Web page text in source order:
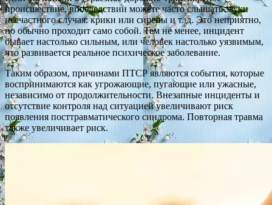
происшествие, впоследствии можете часто слышать звуки
несчастного случая: крики или сирены и т. д. Это неприятно,
но обычно проходит само собой. Тем не менее, инцидент
бывает настолько сильным, или человек настолько уязвимым,
что развивается реальное психическое заболевание.
Таким образом, причинами ПТСР являются события, которые
воспринимаются как угрожающие, пугающие или ужасные,
независимо от продолжительности. Внезапные инциденты и
отсутствие контроля над ситуацией увеличивают риск
появления посттравматического синдрома. Повторная травма
также увеличивает риск.